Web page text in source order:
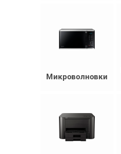
Микроволновки